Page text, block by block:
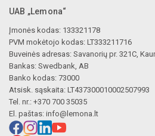
UAB „Lemona“
Įmonės kodas: 133321178
PVM mokėtojo kodas: LT333211716
Buveinės adresas: Savanorių pr. 321C,
Bankas: Swedbank, AB
Banko kodas: 73000
Atsisk. sąskaita: LT437300010002507993
Tel. nr.: +370 700 35035
El. paštas: info@lemona.lt